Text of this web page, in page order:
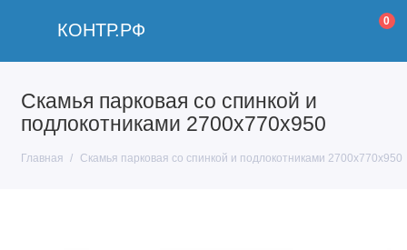
КОНТР.РФ 0
Скамья парковая со спинкой и
подлокотниками 2700x770x950
Главная Скамья парковая со спинкой и подлокотниками 2700x770x950